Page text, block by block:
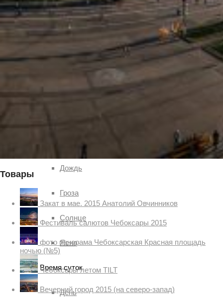
Туман
Дождь
Гроза
Солнце
Ясно
Время суток
День
Товары
Закат в мае. 2015 Анатолий Овчинников
Фестиваль салютов Чебоксары 2015
фото панорама Чебоксарская Красная площадь
ночью (№5)
Чебоксары летом TILT
Вечерний город 2015 (на северо-запад)